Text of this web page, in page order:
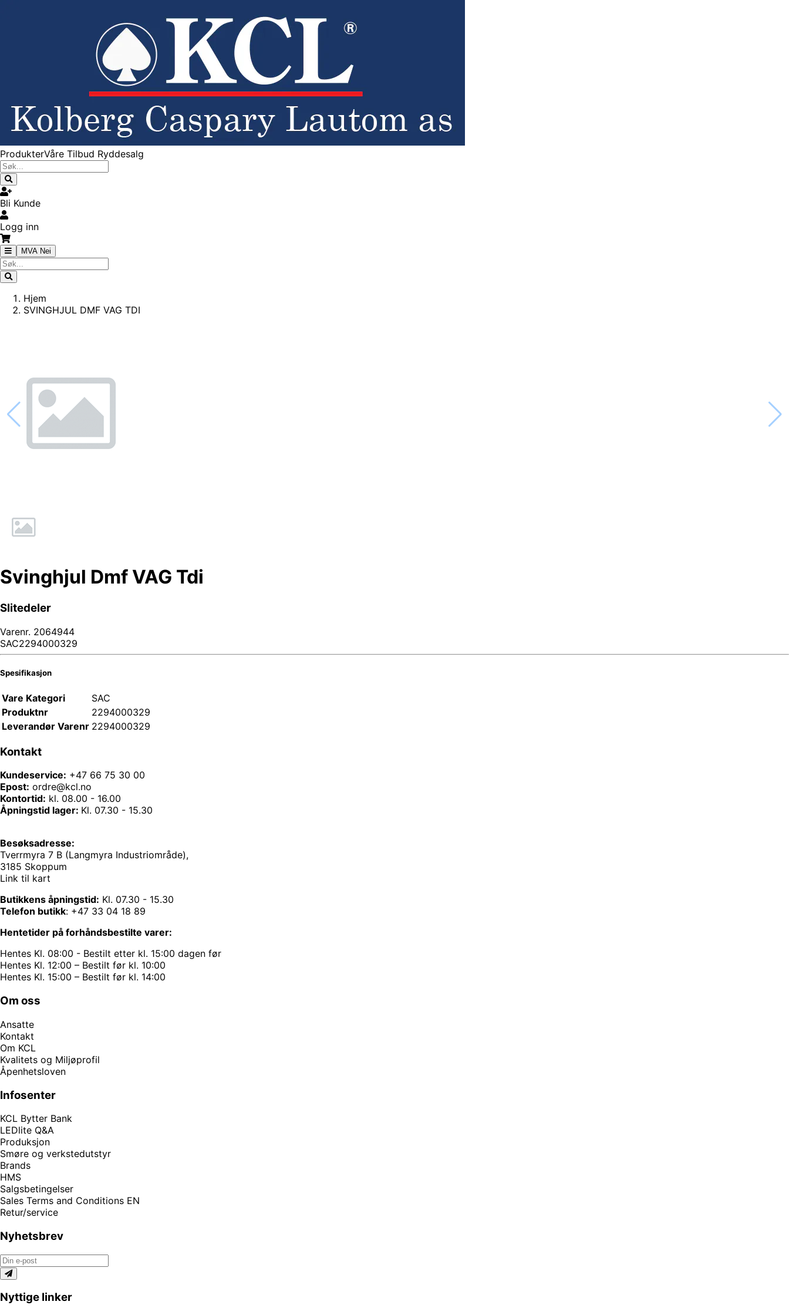
ProdukterVåre Tilbud Ryddesalg
Bli Kunde
Logg inn
MVA Nei
Hjem
SVINGHJUL DMF VAG TDI
Svinghjul Dmf VAG Tdi
Slitedeler
Varenr. 2064944
SAC2294000329
Spesifikasjon
Vare Kategori
SAC
Produktnr
2294000329
Leverandør Varenr 2294000329
Kontakt
Kundeservice: +47 66 75 30 00
Epost: ordre@kcl.no
Kontortid: kl. 08.00 - 16.00
Åpningstid lager: Kl. 07.30 - 15.30
Besøksadresse:
Tverrmyra 7 B (Langmyra Industriområde),
3185 Skoppum
Link til kart
Butikkens åpningstid: Kl. 07.30 - 15.30
Telefon butikk: +47 33 04 18 89
Hentetider på forhåndsbestilte varer:
Hentes Kl. 08:00 - Bestilt etter kl. 15:00 dagen før
Hentes Kl. 12:00 – Bestilt før kl. 10:00
Hentes Kl. 15:00 – Bestilt før kl. 14:00
Om oss
Ansatte
Kontakt
Om KCL
Kvalitets og Miljøprofil
Åpenhetsloven
Infosenter
KCL Bytter Bank
LEDlite Q&A
Produksjon
Smøre og verkstedutstyr
Brands
HMS
Salgsbetingelser
Sales Terms and Conditions EN
Retur/service
Nyhetsbrev
Nyttige linker